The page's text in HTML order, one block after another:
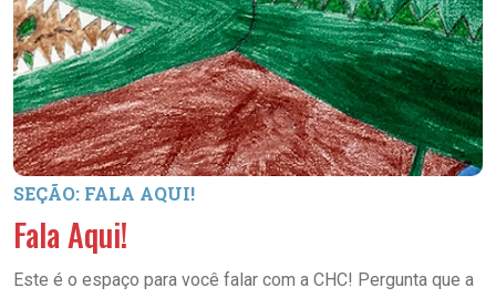
SEÇÃO: FALA AQUI!
Fala Aqui!
Este é o espaço para você falar com a CHC! Pergunta que a